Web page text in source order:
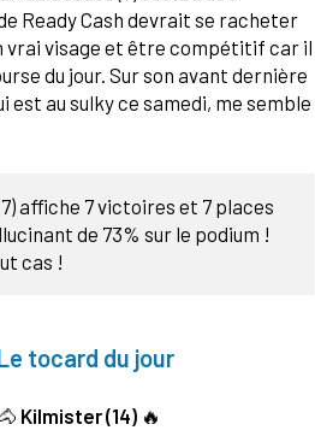
Ready Cash devrait se racheter
vrai visage et être compétitif car il
du jour. Sur son avant dernière
au sulky ce samedi, me semble
affiche 7 victoires et 7 places
de 73% sur le podium !
cas !
tocard du jour
Kilmister (14) 🔥